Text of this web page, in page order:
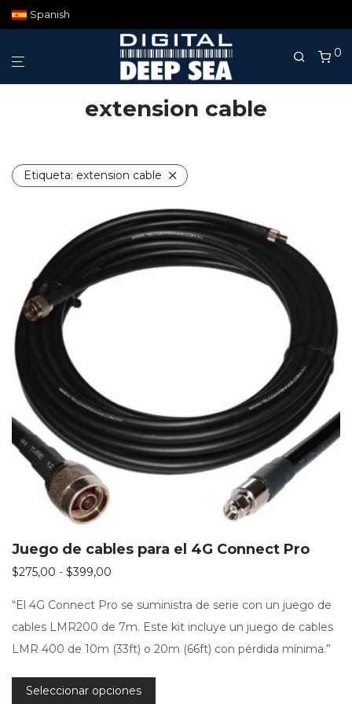
Spanish
0
extension cable
Etiqueta: extension cable
Juego de cables para el 4G Connect Pro
$275,00 - $399,00
“El 4G Connect Pro se suministra de serie con un juego de
cables LMR200 de 7m. Este kit incluye un juego de cables
LMR 400 de 10m (33ft) o 20m (66ft) con pérdida mínima.”
Seleccionar opciones